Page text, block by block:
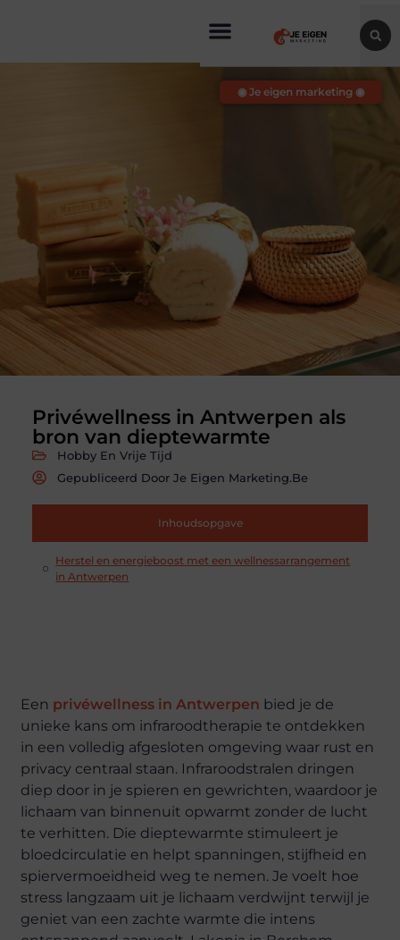
Privéwellness in Antwerpen als
bron van dieptewarmte
Hobby En Vrije Tijd
Gepubliceerd Door Je Eigen Marketing.be
Inhoudsopgave
Herstel en energieboost met een wellnessarrangement
in Antwerpen
◉ Je eigen marketing ◉
Een privéwellness in Antwerpen bied je de
unieke kans om infraroodtherapie te ontdekken
in een volledig afgesloten omgeving waar rust en
privacy centraal staan. Infraroodstralen dringen
diep door in je spieren en gewrichten, waardoor je
lichaam van binnenuit opwarmt zonder de lucht
te verhitten. Die dieptewarmte stimuleert je
bloedcirculatie en helpt spanningen, stijfheid en
spiervermoeidheid weg te nemen. Je voelt hoe
stress langzaam uit je lichaam verdwijnt terwijl je
geniet van een zachte warmte die intens